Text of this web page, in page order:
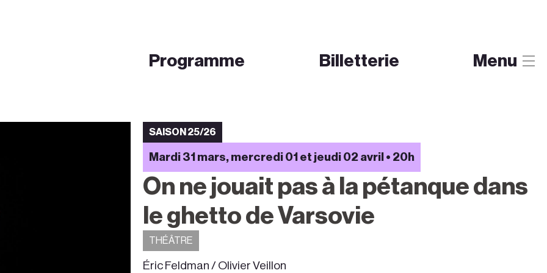
Programme Billetterie Menu
SAISON 25/26
Mardi 31 mars, mercredi 01 et jeudi 02 avril • 20h
On ne jouait pas à la pétanque dans
le ghetto de Varsovie
THÉÂTRE
Éric Feldman / Olivier Veillon